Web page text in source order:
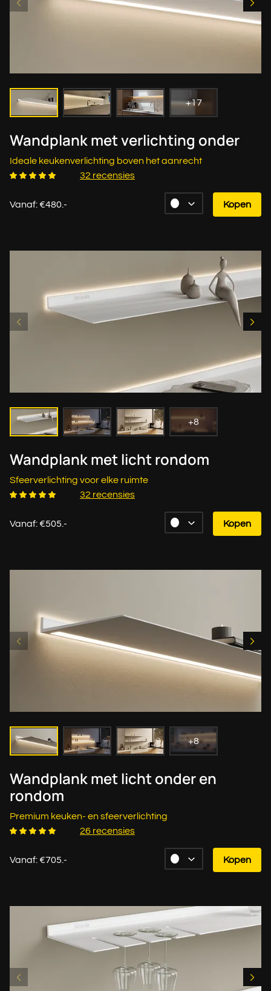
+17
Wandplank met verlichting onder
Ideale keukenverlichting boven het aanrecht
32 recensies
Vanaf: €480.- Kopen
+8
Wandplank met licht rondom
Sfeerverlichting voor elke ruimte
32 recensies
Vanaf: €505.- Kopen
+8
Wandplank met licht onder en
rondom
Premium keuken- en sfeerverlichting
26 recensies
Vanaf: €705.- Kopen